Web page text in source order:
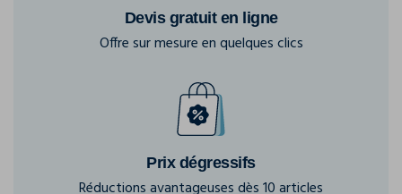
Devis gratuit en ligne
Offre sur mesure en quelques clics
Prix dégressifs
Réductions avantageuses dès 10 articles